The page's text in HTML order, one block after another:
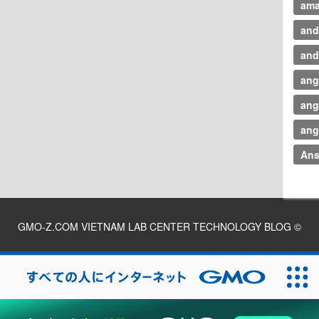
GMO-Z.COM VIETNAM LAB CENTER TECHNOLOGY BLOG ©
2026